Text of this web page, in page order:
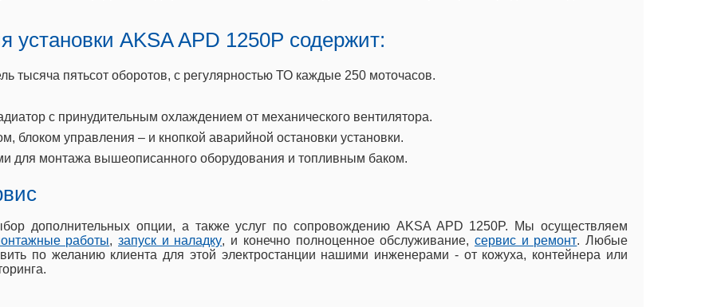
установки AKSA APD 1250P содержит:
тысяча пятьсот оборотов, с регулярностью ТО каждые 250 моточасов.
с принудительным охлаждением от механического вентилятора.
блоком управления – и кнопкой аварийной остановки установки.
для монтажа вышеописанного оборудования и топливным баком.
дополнительных опции, а также услуг по сопровождению AKSA APD 1250P. Мы осуществляем
работы, запуск и наладку, и конечно полноценное обслуживание, сервис и ремонт. Любые
по желанию клиента для этой электростанции нашими инженерами - от кожуха, контейнера или